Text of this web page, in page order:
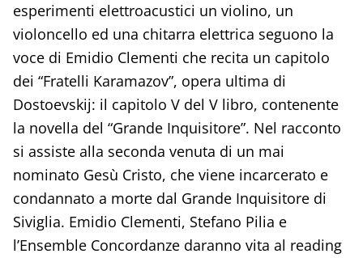
esperimenti elettroacustici un violino, un
violoncello ed una chitarra elettrica seguono la
voce di Emidio Clementi che recita un capitolo
dei “Fratelli Karamazov”, opera ultima di
Dostoevskij: il capitolo V del V libro, contenente
la novella del “Grande Inquisitore”. Nel racconto
si assiste alla seconda venuta di un mai
nominato Gesù Cristo, che viene incarcerato e
condannato a morte dal Grande Inquisitore di
Siviglia. Emidio Clementi, Stefano Pilia e
l’Ensemble Concordanze daranno vita al reading